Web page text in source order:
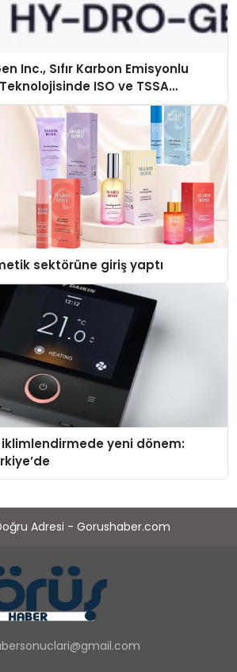
Inc., Sıfır Karbon Emisyonlu
ISO ve TSSA
Aldı
sektörüne giriş yaptı
iklimlendirmede yeni dönem:
Adresi - Gorushaber.com